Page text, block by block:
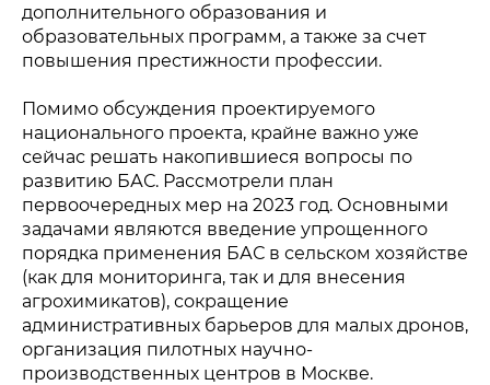
дополнительного образования и
образовательных программ, а также за счет
повышения престижности профессии.
Помимо обсуждения проектируемого
национального проекта, крайне важно уже
сейчас решать накопившиеся вопросы по
развитию БАС. Рассмотрели план
первоочередных мер на 2023 год. Основными
задачами являются введение упрощенного
порядка применения БАС в сельском хозяйстве
(как для мониторинга, так и для внесения
агрохимикатов), сокращение
административных барьеров для малых дронов,
организация пилотных научно-
производственных центров в Москве.
© 2015-2026 НАУРР. Все права защищены. При использовании
материалов ссылка на ROBOTUNION.RU — обязательна